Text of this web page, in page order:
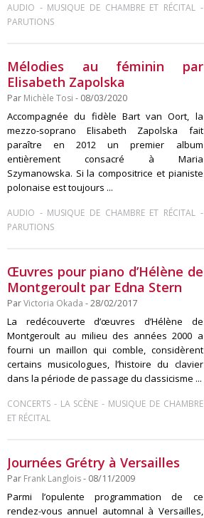
AUDIO - MUSIQUE DE CHAMBRE ET RÉCITAL-
PARUTIONS
Mélodies au féminin par
Elisabeth Zapolska
Par Michèle Tosi - 08/03/2020
Accompagnée du fidèle Bart van Oort, la
mezzo-soprano Elisabeth Zapolska fait
paraître en 2012 un premier album
entièrement consacré à Maria
Szymanowska. Si la compositrice et pianiste
polonaise est toujours ...
AUDIO - MUSIQUE DE CHAMBRE ET RÉCITAL-
PARUTIONS
Œuvres pour piano d’Hélène de
Montgeroult par Edna Stern
ParVictoria Okada - 28/02/2017
La redécouverte d’œuvres d’Hélène de
Montgeroult au milieu des années 2000 a
fourni un maillon qui comble, considèrent
certains musicologues, l’histoire du clavier
dans la période de passage du classicisme ...
CONCERTS - LA SCÈNE - MUSIQUE DE CHAMBRE
ET RÉCITAL
Journées Grétry à Versailles
Par Frank Langlois- 08/11/2009
Parmi l’opulente programmation de ce
rendez-vous annuel automnal à Versailles,